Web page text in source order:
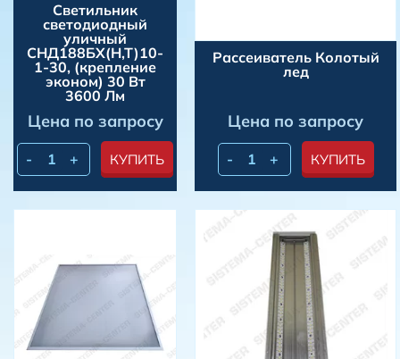
Светильник
светодиодный
уличный
СНД188БХ(Н,Т)10-
1-30, (крепление
эконом) 30 Bт
3600 Лм
Цена по запросу
- + КУПИТЬ
Рассеиватель Колотый
лед
Цена по запросу
- + КУПИТЬ